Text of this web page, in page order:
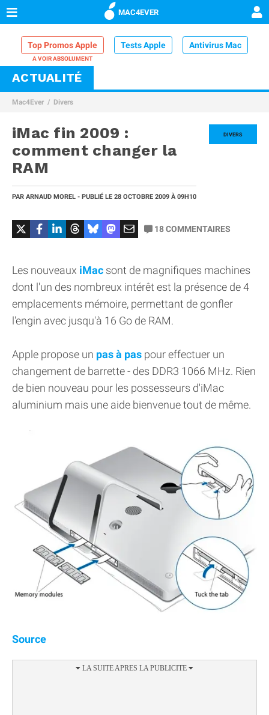
MAC4EVER
Top Promos Apple Tests Apple Antivirus Mac
VPN Mac
Comparatif iPhone
ACTUALITÉ
Mac4Ever Divers
DIVERS
iMac fin 2009 :
comment changer la
RAM
PAR ARNAUD MOREL - PUBLIÉ LE 28 OCTOBRE 2009 À 09H10
18COMMENTAIRES
Les nouveaux iMac sont de magnifiques machines
dont l'un des nombreux intérêt est la présence de 4
emplacements mémoire, permettant de gonfler
l'engin avec jusqu'à 16 Go de RAM.
Apple propose un pas à pas pour effectuer un
changement de barrette - des DDR3 1066 MHz. Rien
de bien nouveau pour les possesseurs d'iMac
aluminium mais une aide bienvenue tout de même.
Source